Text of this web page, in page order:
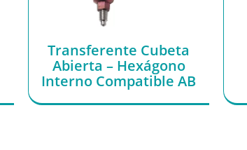
Transferente Cubeta
Abierta – Hexágono
Interno Compatible AB